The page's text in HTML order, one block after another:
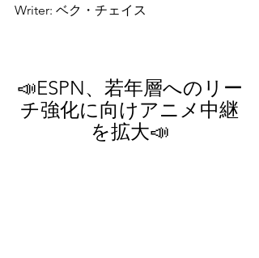
Writer: ベク・チェイス
📣ESPN、若年層へのリー
チ強化に向けアニメ中継
を拡大📣